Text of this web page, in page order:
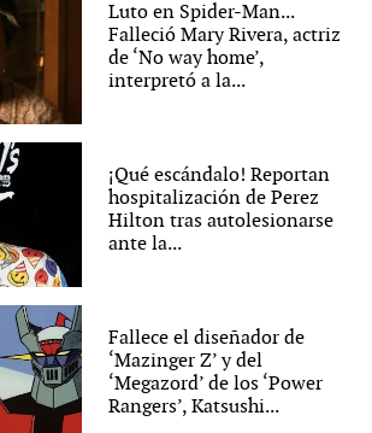
Luto en Spider-Man...
Falleció Mary Rivera, actriz
de ‘No way home’,
interpretó a la...
¡Qué escándalo! Reportan
hospitalización de Perez
Hilton tras autolesionarse
ante la...
Fallece el diseñador de
‘Mazinger Z’ y del
‘Megazord’ de los ‘Power
Rangers’, Katsushi...